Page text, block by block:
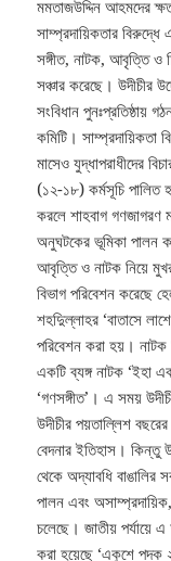
মমতাজউদ্দিন আহমদের
সাম্প্রদায়িকতার বিরুদ্ধে
সঙ্গীত, নাটক, আবৃত্তি ও
সঞ্চার করেছে। উদীচীর
সংবিধান পুনঃপ্রতিষ্ঠায়
কমিটি। সাম্প্রদায়িকতা
মাসেও যুদ্ধাপরাধীদের
(১২-১৮) কর্মসূচি পালিত
করলে শাহবাগ গণজাগরণ
অনুঘটকের ভূমিকা পালন
আবৃত্তি ও নাটক নিয়ে
বিভাগ পরিবেশন করেছে
শহদিুল্লাহর ‘বাতাসে
পরিবেশন করা হয়। নাটক
একটি ব্যঙ্গ নাটক ‘ইহা
‘গণসঙ্গীত’। এ সময়
উদীচীর পয়তাল্লিশ
বেদনার ইতিহাস। কিন্তু
থেকে অদ্যাবধি
পালন এবং
চলেছে। জাতীয় পর্যায়ে
করা হয়েছে ‘একুশে পদক